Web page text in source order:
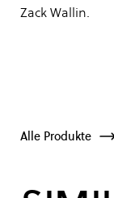
Zack Wallin.
Alle Produkte